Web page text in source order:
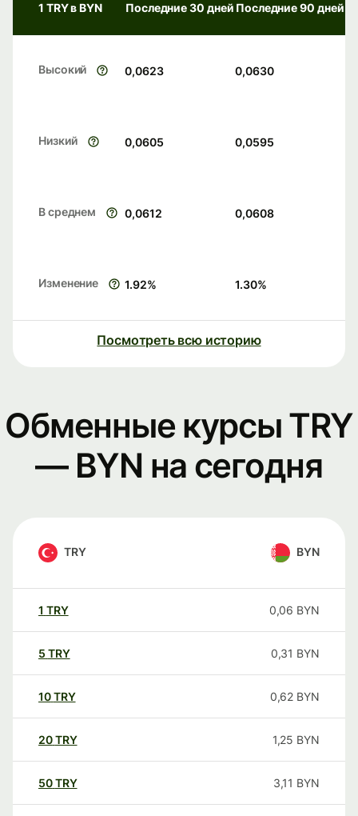
1 TRY в BYN Последние 30 дней Последние 90 дней
Высокий 0,0623 0,0630
Низкий 0,0605 0,0595
В среднем 0,0612 0,0608
Изменение 1.92% 1.30%
Посмотреть всю историю
Обменные курсы TRY
— BYN на сегодня
TRY BYN
1 TRY 0,06 BYN
5 TRY 0,31 BYN
10TRY 0,62 BYN
20TRY 1,25 BYN
50TRY 3,11 BYN